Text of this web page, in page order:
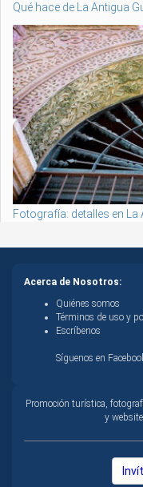
Qué hace de La Antigua
Fotografía: detalles en
Acerca de Nosotros:
Quiénes somos
Términos de uso y
Escríbenos
Síguenos en
Promoción turística,
y